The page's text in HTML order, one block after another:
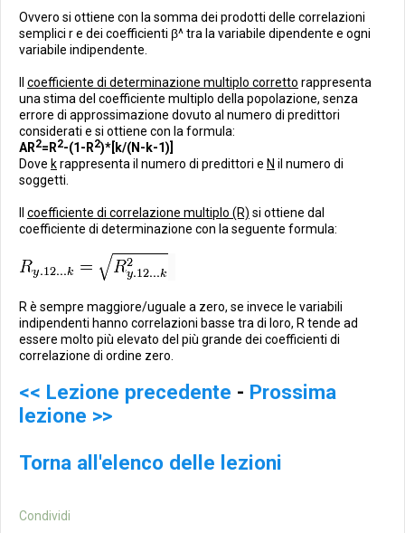
Ovvero si ottiene con la somma dei prodotti delle correlazioni
semplici r e dei coefficienti β^ tra la variabile dipendente e ogni
variabile indipendente.
coefficiente di determinazione multiplo corretto rappresenta
una stima del coefficiente multiplo della popolazione, senza
errore di approssimazione dovuto al numero di predittori
considerati e si ottiene con la formula:
AR2=R2-(1-R2)*[k/(N-k-1)]
Dove krappresenta il numero di predittori e N il numero di
soggetti.
coefficiente di correlazione multiplo (R) si ottiene dal
coefficiente di determinazione con la seguente formula:
R è sempre maggiore/uguale a zero, se invece le variabili
indipendenti hanno correlazioni basse tra di loro, R tende ad
essere molto più elevato del più grande dei coefficienti di
correlazione di ordine zero.
<< Lezione precedente - Prossima
lezione >>
Torna all'elenco delle lezioni
Condividi